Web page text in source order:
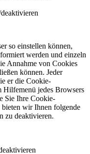
so einstellen können,
werden und einzeln
Annahme von Cookies
können. Jeder
er die Cookie-
Hilfemenü jedes Browsers
Sie Ihre Cookie-
wir Ihnen folgende
zu deaktivieren.